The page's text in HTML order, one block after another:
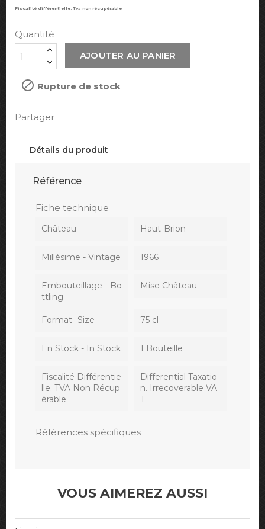
Fiscalité différentielle. Tva non récupérable
Quantité
AJOUTER AU PANIER
 Rupture de stock
Partager
Détails du produit
Référence
Fiche technique
Château Haut-Brion
Millésime - Vintage 1966
Embouteillage - Bo
Ttling
Mise Château
Format -Size 75 cl
En Stock - In Stock 1 Bouteille
Fiscalité Différentie
Lle. TVA Non Récup
Érable
Differential Taxatio
n. Irrecoverable VA
T
Références spécifiques
VOUS AIMEREZ AUSSI